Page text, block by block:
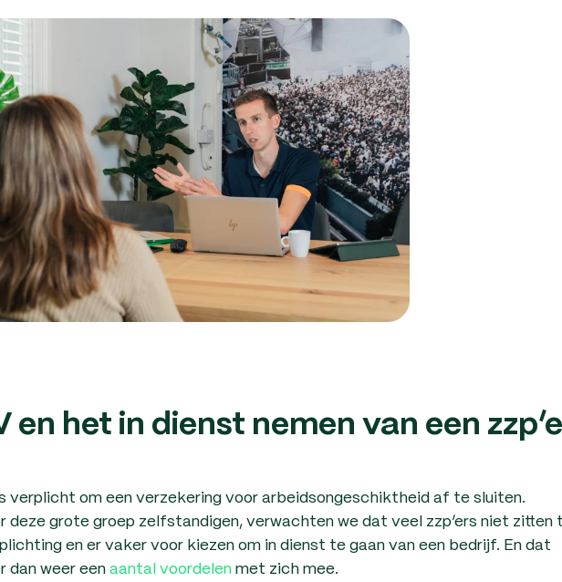
en het in dienst nemen van een
verplicht om een verzekering voor arbeidsongeschiktheid af te sluiten.
deze grote groep zelfstandigen, verwachten we dat veel zzp’ers niet zitten
en er vaker voor kiezen om in dienst te gaan van een bedrijf. En dat
dan weer eenaantal voordelenmet zich mee.